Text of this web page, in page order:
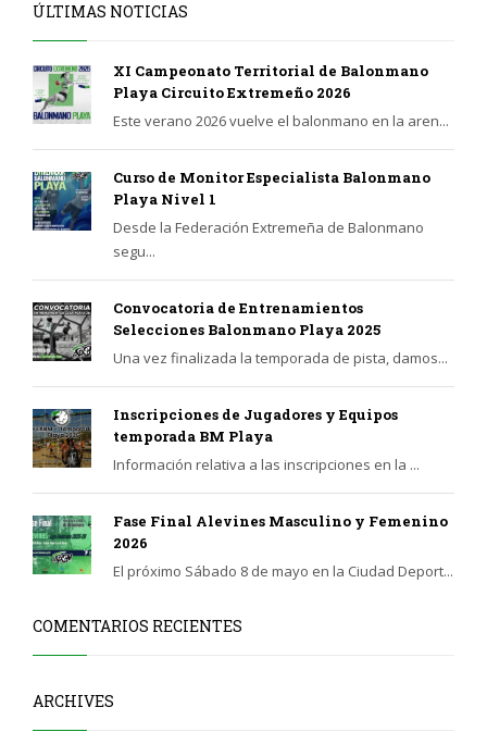
ÚLTIMAS NOTICIAS
XI Campeonato Territorial de Balonmano
Playa Circuito Extremeño 2026
Este verano 2026 vuelve el balonmano en la aren...
Curso de Monitor Especialista Balonmano
Playa Nivel 1
Desde la Federación Extremeña de Balonmano
segu...
Convocatoria de Entrenamientos
Selecciones Balonmano Playa 2025
Una vez finalizada la temporada de pista, damos...
Inscripciones de Jugadores y Equipos
temporada BM Playa
Información relativa a las inscripciones en la ...
Fase Final Alevines Masculino y Femenino
2026
El próximo Sábado 8 de mayo en la Ciudad Deport...
COMENTARIOS RECIENTES
ARCHIVES